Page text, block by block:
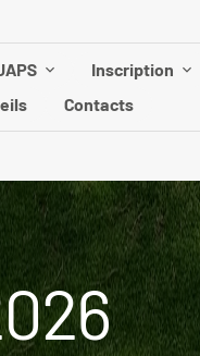
Inscription
Contacts